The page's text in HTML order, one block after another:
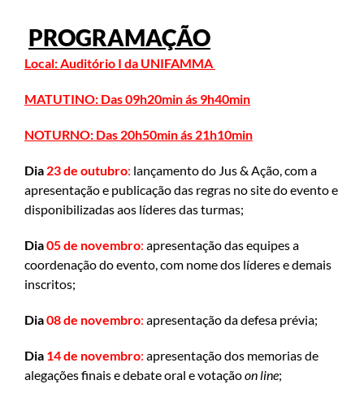
PROGRAMAÇÃO
Local:Auditório I da UNIFAMMA
MATUTINO: Das 09h20min ás 9h40min
NOTURNO: Das 20h50min ás 21h10min
Dia 23de outubro: lançamento do Jus & Ação, com a
apresentação e publicação das regras no site do evento e
disponibilizadas aos líderes das turmas;
Dia05 de novembro: apresentação das equipes a
coordenação do evento, com nome dos líderes e demais
inscritos;
Dia08 de novembro: apresentação da defesa prévia;
Dia 14 de novembro: apresentação dos memorias de
alegações finais e debate oral e votaçãoon line;